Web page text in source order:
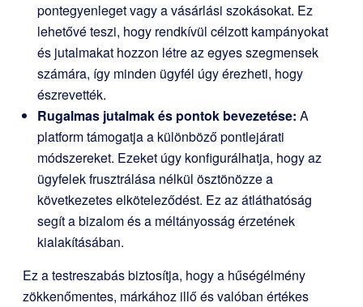
pontegyenleget vagy a vásárlási szokásokat. Ez
lehetővé teszi, hogy rendkívül célzott kampányokat
és jutalmakat hozzon létre az egyes szegmensek
számára, így minden ügyfél úgy érezheti, hogy
észrevették.
Rugalmas jutalmak és pontok bevezetése: A
platform támogatja a különböző pontlejárati
módszereket. Ezeket úgy konfigurálhatja, hogy az
ügyfelek frusztrálása nélkül ösztönözze a
következetes elköteleződést. Ez az átláthatóság
segít a bizalom és a méltányosság érzetének
kialakításában.
Ez a testreszabás biztosítja, hogy a hűségélmény
zökkenőmentes, márkához illő és valóban értékes